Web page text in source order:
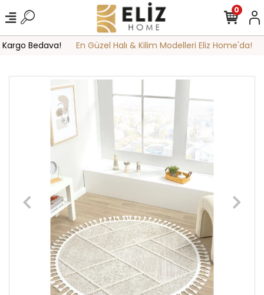
Bedava! En Güzel Halı & Kilim Modelleri Eliz Home'da!
0